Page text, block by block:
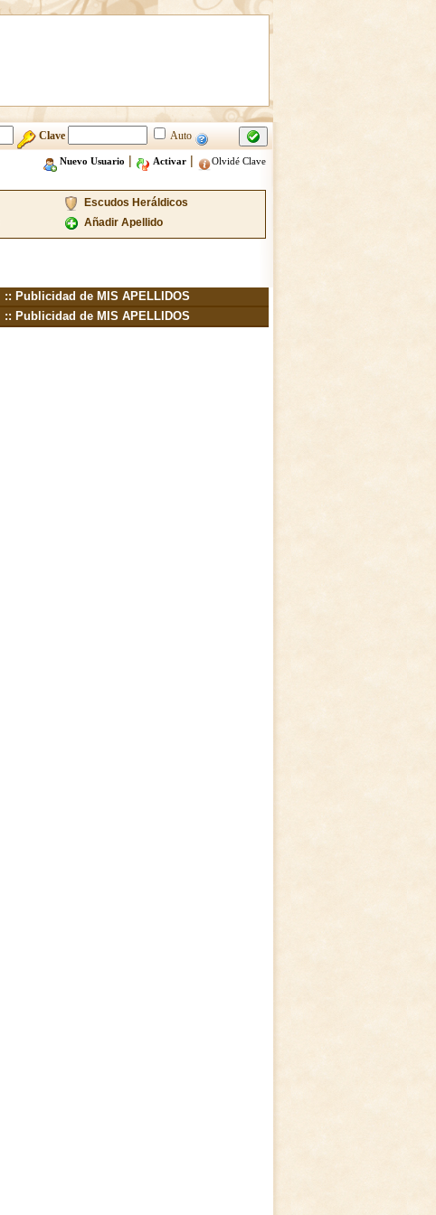
Clave Auto
Nuevo Usuario | Activar| Olvidé Clave
Escudos Heráldicos
Añadir Apellido
:: Publicidad de MIS APELLIDOS
:: Publicidad de MIS APELLIDOS